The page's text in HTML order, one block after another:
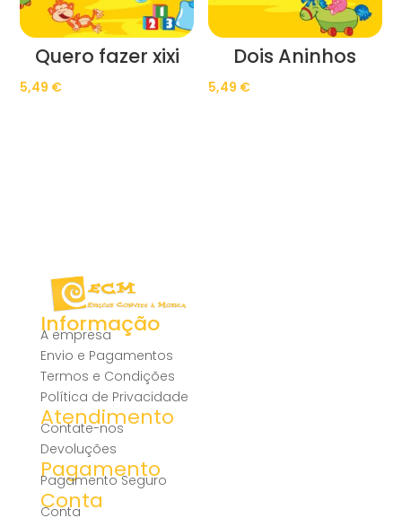
Quero fazer xixi
5,49 €
Dois Aninhos
5,49 €
Informação
A empresa
Envio e Pagamentos
Termos e Condições
Política de Privacidade
Atendimento
Contate-nos
Devoluções
Pagamento
Pagamento Seguro
Conta
Conta